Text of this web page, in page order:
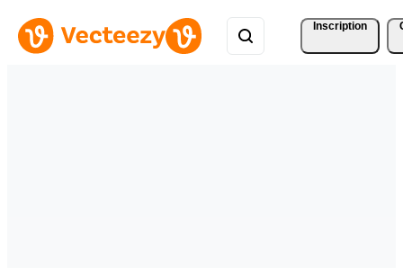
Inscription